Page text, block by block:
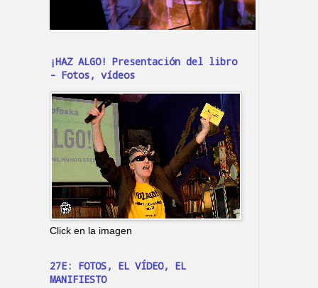
¡HAZ ALGO! Presentación del libro
- Fotos, vídeos
Click en la imagen
27E: FOTOS, EL VÍDEO, EL
MANIFIESTO